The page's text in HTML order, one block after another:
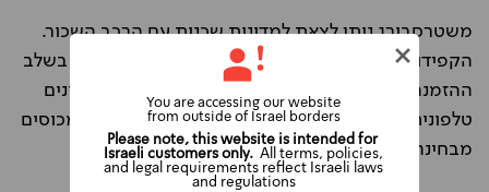
משטרסבורג ניתן לצאת למדינות שכנות עם הרכב השכור.
הקפידו לסמן את המדינות אליהן ברצונכם לעבור כבר בשלב
ההזמנה (או לציין אותן בפני הנציג שלנו אם אתם מזמינים
טלפונית), ע"מ שתקבלו אישור בכתב מהספק ותהיו מכוסים
מבחינה ביטוחית ומבחינת שירות הדרכים.
Please note, this website is intended for
Israeli customers only.All terms, policies,
and legal requirements reflect Israeli laws
and regulations
You are accessing our website
from outside of Israel borders